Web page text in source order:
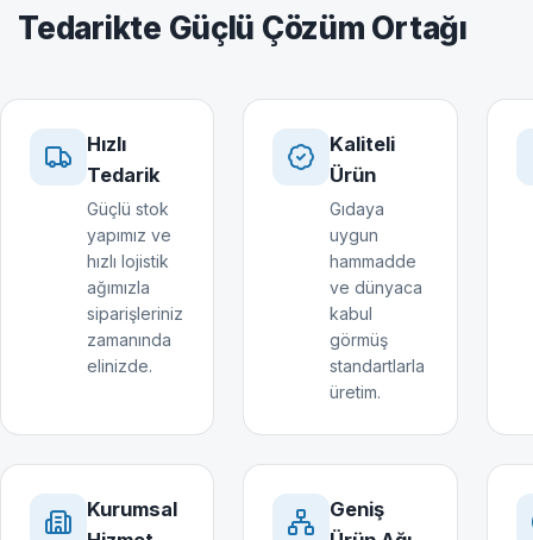
Tedarikte Güçlü Çözüm Ortağı
Hızlı
Tedarik
Güçlü stok
yapımız ve
hızlı lojistik
ağımızla
siparişleriniz
zamanında
elinizde.
Kaliteli
Ürün
Gıdaya
uygun
hammadde
ve dünyaca
kabul
görmüş
standartlarla
üretim.
Kurumsal
Geniş